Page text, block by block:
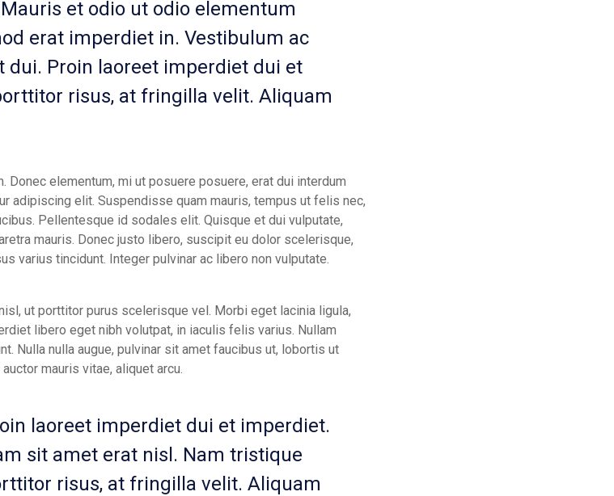
et odio ut odio elementum
erat imperdiet in. Vestibulum ac
Proin laoreet imperdiet dui et
risus, at fringilla velit. Aliquam
elementum, mi ut posuere posuere, erat dui interdum
adipiscing elit. Suspendisse quam mauris, tempus ut felis nec,
Pellentesque id sodales elit. Quisque et dui vulputate,
mauris. Donec justo libero, suscipit eu dolor scelerisque,
varius tincidunt. Integer pulvinar ac libero non vulputate.
ut porttitor purus scelerisque vel. Morbi eget lacinia ligula,
libero eget nibh volutpat, in iaculis felis varius. Nullam
Nulla nulla augue, pulvinar sit amet faucibus ut, lobortis ut
mauris vitae, aliquet arcu.
laoreet imperdiet dui et imperdiet.
sit amet erat nisl. Nam tristique
risus, at fringilla velit. Aliquam